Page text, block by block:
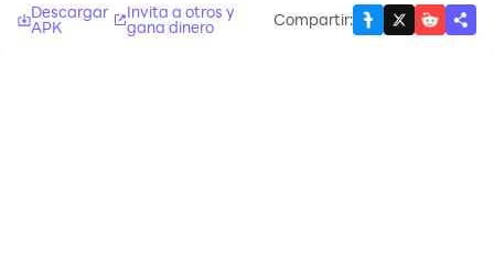
Descargar
APK
Invita a otros y
gana dinero Compartir: